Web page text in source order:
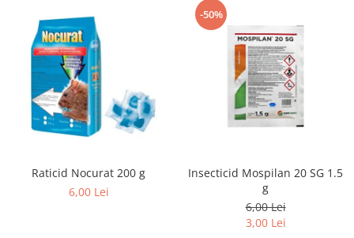
Raticid Nocurat 200 g
6,00 Lei
-50%
Insecticid Mospilan 20 SG 1.5
g
6,00 Lei
3,00 Lei